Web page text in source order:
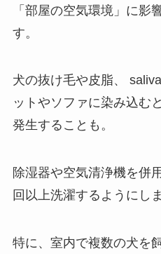
「部屋の空気環境」に影
す。
犬の抜け毛や皮脂、
ットやソファに染み込む
発生することも。
除湿器や空気清浄機を併
回以上洗濯するようにし
特に、室内で複数の犬を